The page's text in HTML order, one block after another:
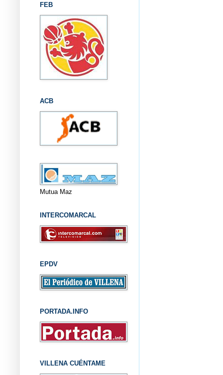
FEB
ACB
Mutua Maz
INTERCOMARCAL
EPDV
PORTADA.INFO
VILLENA CUÉNTAME